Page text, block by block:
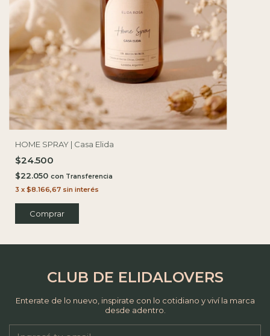
HOME SPRAY | Casa Elida
$24.500
$22.050 con
3 x $8.166,67 sin interés
CLUB DE ELIDALOVERS
Enterate de lo nuevo, inspirate con lo cotidiano y viví la marca
desde adentro.